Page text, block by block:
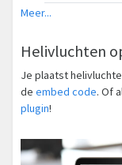
Meer...
Helivluchten
Je plaatst
de embed code. Of
plugin!